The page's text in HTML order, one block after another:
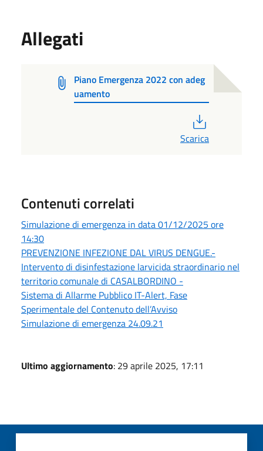
Allegati
Piano Emergenza 2022 con adeg
uamento
Scarica
Contenuti correlati
Simulazione di emergenza in data 01/12/2025 ore
14:30
PREVENZIONE INFEZIONE DAL VIRUS DENGUE.-
Intervento di disinfestazione larvicida straordinario nel
territorio comunale di CASALBORDINO -
Sistema di Allarme Pubblico IT-Alert, Fase
Sperimentale del Contenuto dell’Avviso
Simulazione di emergenza 24.09.21
Ultimo aggiornamento: 29 aprile 2025, 17:11